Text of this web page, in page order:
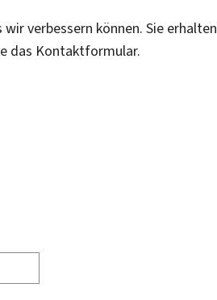
verbessern können. Sie erhalten
das Kontaktformular.